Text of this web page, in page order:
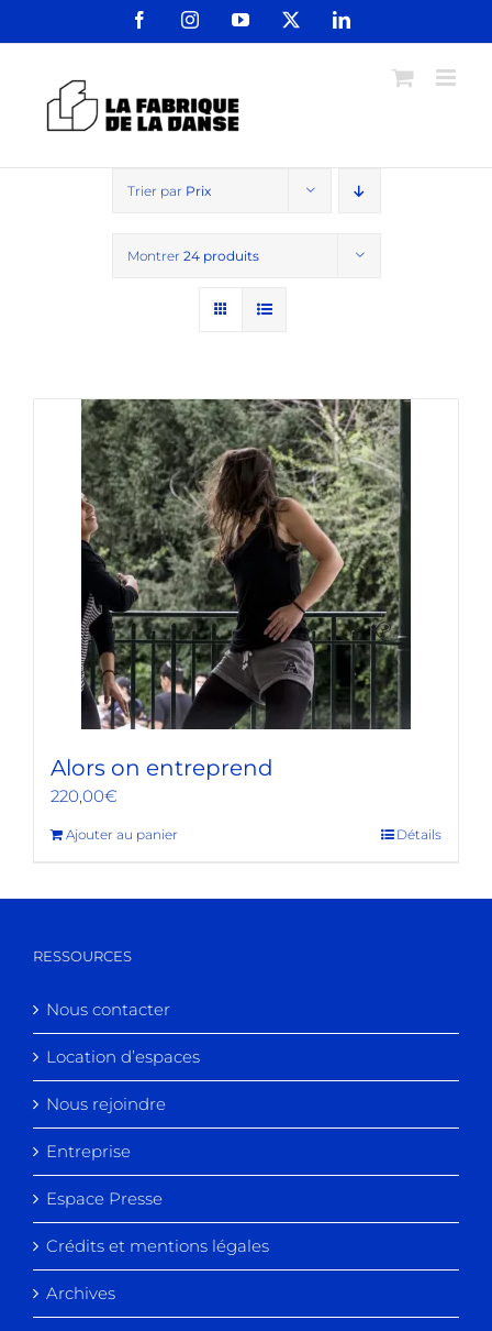
FacebookInstagramYouTube LinkedIn
Trier par Prix
Montrer 24 produits
Alors on entreprend
220,00€
Ajouter au panier Détails
RESSOURCES
Nous contacter
Location d’espaces
Nous rejoindre
Entreprise
Espace Presse
Crédits et mentions légales
Archives